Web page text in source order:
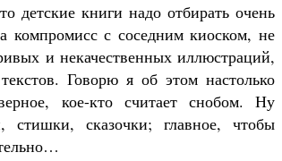
детские книги надо отбирать очень
компромисс с соседним киоском, не
и некачественных иллюстраций,
Говорю я об этом настолько
кое-кто считает снобом. Ну
стишки, сказочки; главное, чтобы